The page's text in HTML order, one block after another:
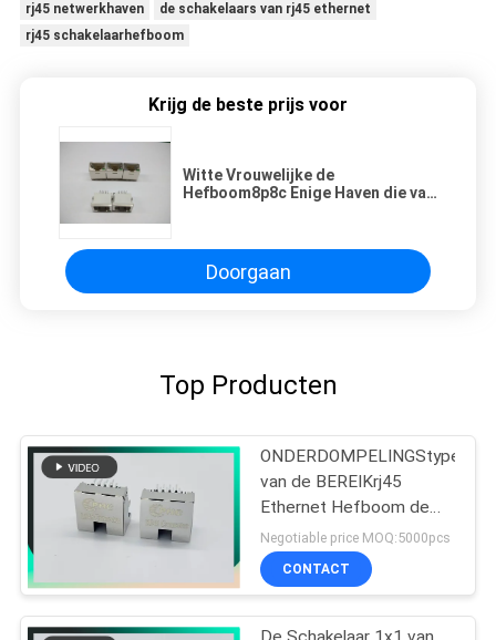
rj45 netwerkhaven
de schakelaars van rj45 ethernet
rj45 schakelaarhefboom
Krijg de beste prijs voor
Witte Vrouwelijke de
Hefboom8p8c Enige Haven die van
Doorgaan
Top Producten
ONDERDOMPELINGStype
van de BEREIKrj45
Ethernet Hefboom de
Schakelaar met LEIDENE
8P8C compenseerde
Type met Klemmen
Negotiable price MOQ:5000pcs
CONTACT